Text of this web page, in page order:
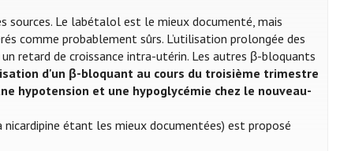
sources. Le labétalol est le mieux documenté, mais
comme probablement sûrs. L’utilisation prolongée des
retard de croissance intra-utérin. Les autres β-bloquants
d'un β-bloquant au cours du troisième trimestre
hypotension et une hypoglycémie chez le nouveau-
étant les mieux documentées) est proposé